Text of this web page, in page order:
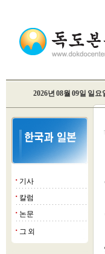
2026년 08월 09일 일요
■ 기사
■ 칼럼
■ 논문
■ 그 외